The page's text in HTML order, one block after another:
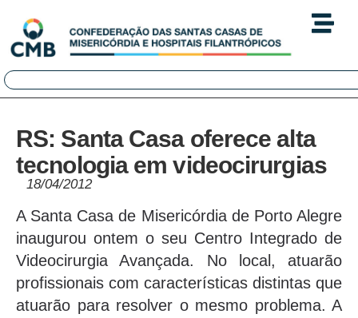
RS: Santa Casa oferece alta
tecnologia em videocirurgias
18/04/2012
A Santa Casa de Misericórdia de Porto Alegre
inaugurou ontem o seu Centro Integrado de
Videocirurgia Avançada. No local, atuarão
profissionais com características distintas que
atuarão para resolver o mesmo problema. A